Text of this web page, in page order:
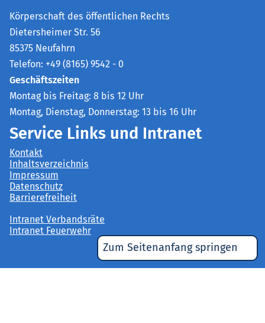
Zum Seitenanfang springen
Körperschaft des öffentlichen Rechts
Dietersheimer Str. 56
85375 Neufahrn
Telefon: +49 (8165) 9542 - 0
Geschäftszeiten
Montag bis Freitag: 8 bis 12 Uhr
Montag, Dienstag, Donnerstag: 13 bis 16 Uhr
Service Links und Intranet
Kontakt
Inhaltsverzeichnis
Impressum
Datenschutz
Barrierefreiheit
Intranet Verbandsräte
Intranet Feuerwehr